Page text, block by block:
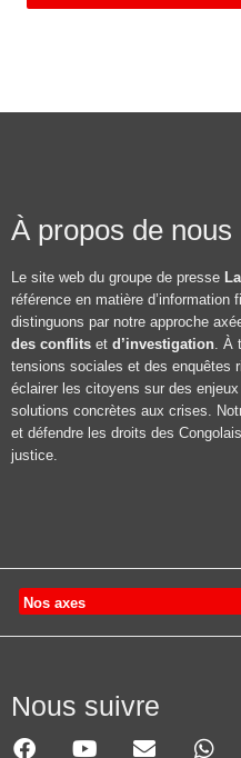
À propos de nous
Le site web du groupe de presse
référence en matière
distinguons par notre approche
des conflits et d’investigation .
tensions sociales et des enquêtes
éclairer les citoyens sur des
solutions concrètes aux crises.
et défendre les droits des
justice.
Nos axes
Nous suivre